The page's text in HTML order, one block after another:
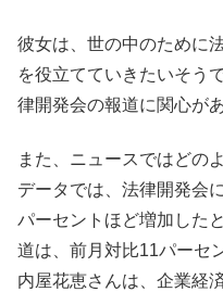
彼女は、世の中のために
を役立てていきたいそう
律開発会の報道に関心が
また、ニュースではどの
データでは、法律開発会
パーセントほど増加した
道は、前月対比11パーセ
内屋花恵さんは、企業経